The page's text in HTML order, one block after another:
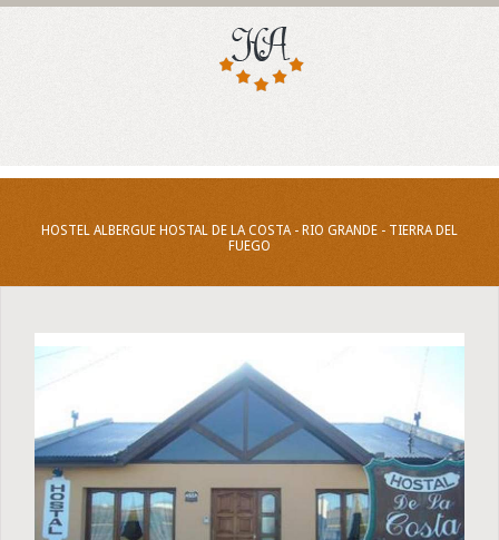
HOSTEL ALBERGUE HOSTAL DE LA COSTA - RIO GRANDE - TIERRA DEL
FUEGO